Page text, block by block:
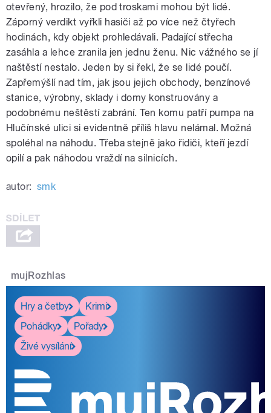
otevřený, hrozilo, že pod troskami mohou být lidé.
Záporný verdikt vyřkli hasiči až po více než čtyřech
hodinách, kdy objekt prohledávali. Padající střecha
zasáhla a lehce zranila jen jednu ženu. Nic vážného se jí
naštěstí nestalo. Jeden by si řekl, že se lidé poučí.
Zapřemýšlí nad tím, jak jsou jejich obchody, benzínové
stanice, výrobny, sklady i domy konstruovány a
podobnému neštěstí zabrání. Ten komu patří pumpa na
Hlučínské ulici si evidentně příliš hlavu nelámal. Možná
spoléhal na náhodu. Třeba stejně jako řidiči, kteří jezdí
opilí a pak náhodou vraždí na silnicích.
autor: smk
mujRozhlas
Hry a četby
Krimi
Pohádky
Pořady
Živé vysílání